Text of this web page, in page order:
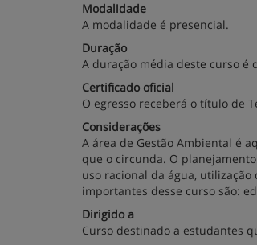
Modalidade
A modalidade é presencial.
Duração
A duração média deste curso é
Certificado oficial
O egresso receberá o título de
Considerações
A área de Gestão Ambiental é
que o circunda. O
uso racional da água,
importantes desse curso são:
Dirigido a
Curso destinado a estudantes